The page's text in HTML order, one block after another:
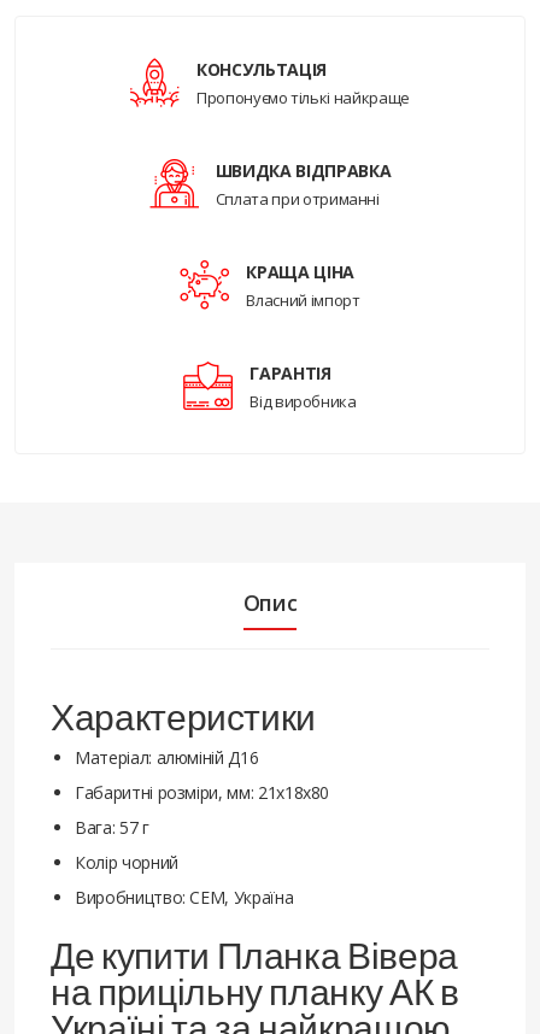
КОНСУЛЬТАЦІЯ
Пропонуємо тількі найкраще
ШВИДКА ВІДПРАВКА
Сплата при отриманні
КРАЩА ЦІНА
Власний імпорт
ГАРАНТІЯ
Від виробника
Опис
Характеристики
Матеріал: алюміній Д16
Габаритні розміри, мм: 21х18х80
Вага: 57 г
Колір чорний
Виробництво: СЕМ, Україна
Де купити Планка Вівера
на прицільну планку АК в